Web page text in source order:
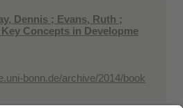
Dennis ; Evans, Ruth ;
Concepts in Developme
bonn.de/archive/2014/book